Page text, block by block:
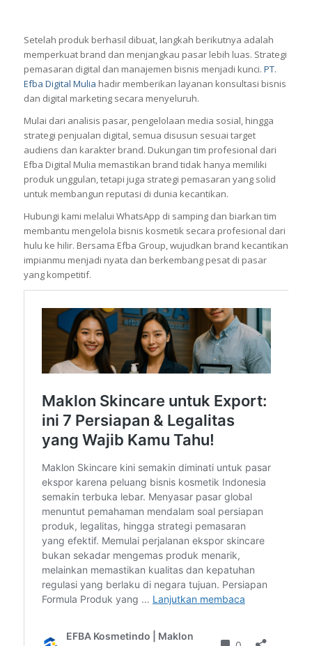
Setelah produk berhasil dibuat, langkah berikutnya adalah
memperkuat brand dan menjangkau pasar lebih luas. Strategi
Efba Digital Muliahadir memberikan layanan konsultasi bisnis
dan digital marketing secara menyeluruh.
Mulai dari analisis pasar, pengelolaan media sosial, hingga
strategi penjualan digital, semua disusun sesuai target
audiens dan karakter brand. Dukungan tim profesional dari
produk unggulan, tetapi juga strategi pemasaran yang solid
untuk membangun reputasi di dunia kecantikan.
Hubungi kami melalui WhatsApp di samping dan biarkan tim
membantu mengelola bisnis kosmetik secara profesional dari
hulu ke hilir. Bersama Efba Group, wujudkan brand kecantikan
yang kompetitif.